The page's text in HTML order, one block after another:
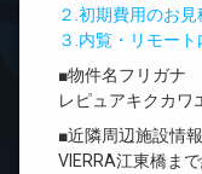
２.初期費用のお
３.内覧・リモー
■物件名フリガナ
レピュアキクカワ
■近隣周辺施設情報
VIERRA江東橋ま